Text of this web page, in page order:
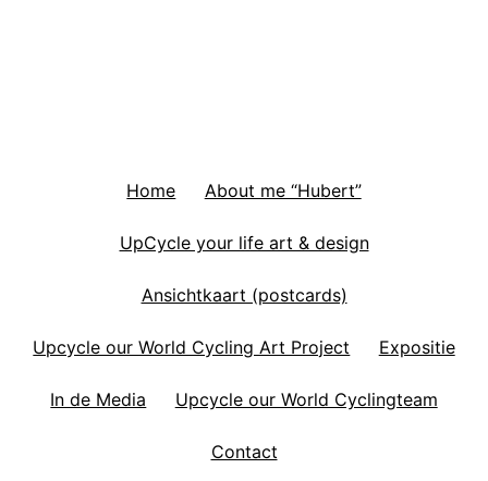
Home About me “Hubert”
UpCycle your life art & design
Ansichtkaart (postcards)
Upcycle our World Cycling Art Project Expositie
In de Media Upcycle our World Cyclingteam
Contact